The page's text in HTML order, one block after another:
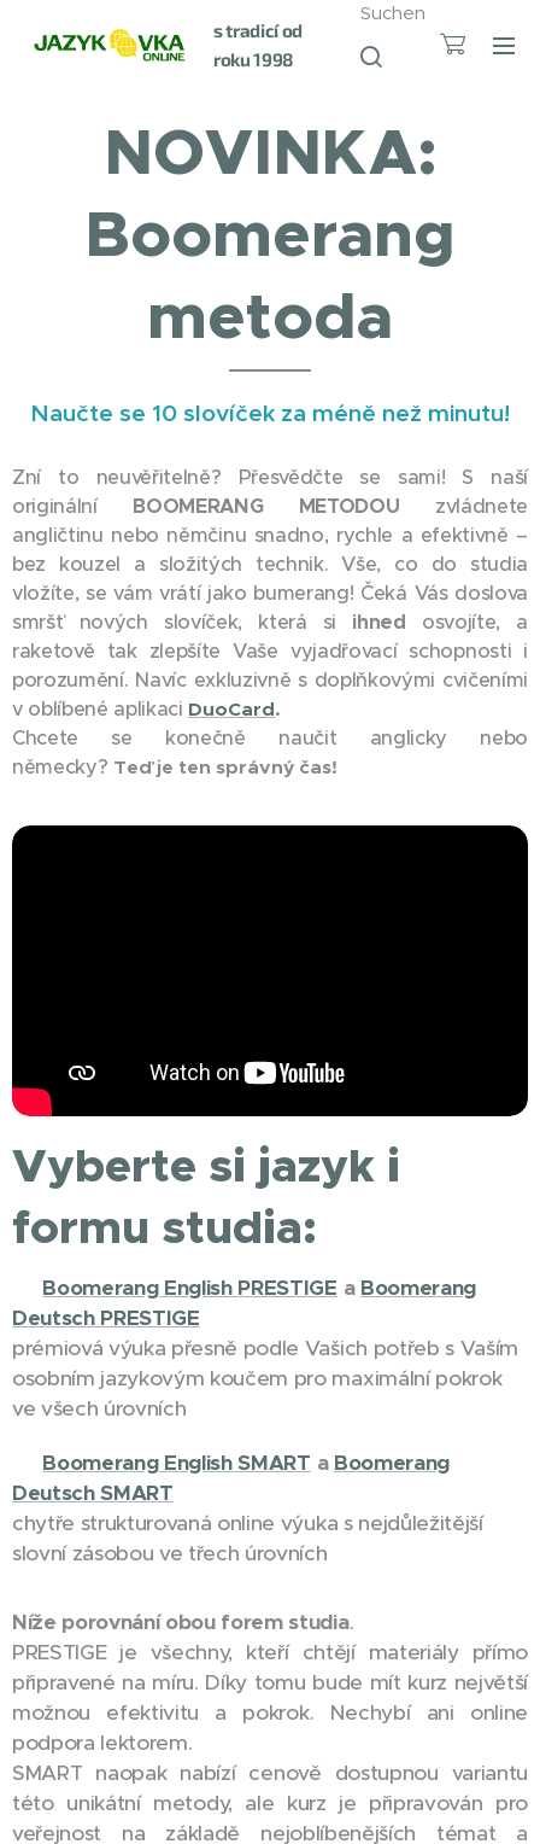
s tradicí od
roku 1998
Suchen
NOVINKA:
Boomerang
metoda
Naučte se 10 slovíček za méně než minutu!
Zní to neuvěřitelně? Přesvědčte se sami! S naší
originální BOOMERANG METODOU zvládnete
angličtinu nebo němčinu snadno, rychle a efektivně –
bez kouzel a složitých technik. Vše, co do studia
vložíte, se vám vrátí jako bumerang! Čeká Vás doslova
smršť nových slovíček, která si ihned osvojíte, a
raketově tak zlepšíte Vaše vyjadřovací schopnosti i
porozumění. Navíc exkluzivně s doplňkovými cvičeními
v oblíbené aplikaci DuoCard.
Chcete se konečně naučit anglicky nebo
německy? Teď je ten správný čas!
Vyberte si jazyk i
formu studia:
Boomerang English PRESTIGE a Boomerang
Deutsch PRESTIGE
prémiová výuka přesně podle Vašich potřeb s Vaším
osobním jazykovým koučem pro maximální pokrok
ve všech úrovních
Boomerang English SMART a Boomerang
Deutsch SMART
chytře strukturovaná online výuka s nejdůležitější
slovní zásobou ve třech úrovních
Níže porovnání obou forem studia.
PRESTIGE je všechny, kteří chtějí materiály přímo
připravené na míru. Díky tomu bude mít kurz největší
možnou efektivitu a pokrok. Nechybí ani online
podpora lektorem.
SMART naopak nabízí cenově dostupnou variantu
této unikátní metody, ale kurz je připravován pro
veřejnost na základě nejoblíbenějších témat a